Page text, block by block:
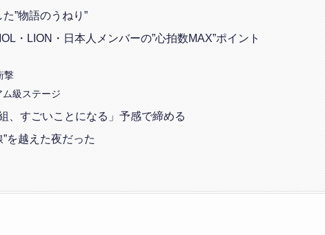
”物語のうねり”
・LION・日本人メンバーの”心拍数MAX”ポイント
撃
級ステージ
、すごいことになる」予感で締める
を越えた夜だった